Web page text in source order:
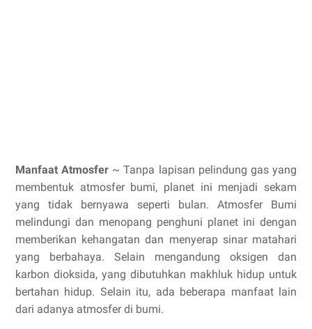
Manfaat Atmosfer ~ Tanpa lapisan pelindung gas yang
membentuk atmosfer bumi, planet ini menjadi sekam
yang tidak bernyawa seperti bulan. Atmosfer Bumi
melindungi dan menopang penghuni planet ini dengan
memberikan kehangatan dan menyerap sinar matahari
yang berbahaya. Selain mengandung oksigen dan
karbon dioksida, yang dibutuhkan makhluk hidup untuk
bertahan hidup. Selain itu, ada beberapa manfaat lain
dari adanya atmosfer di bumi.